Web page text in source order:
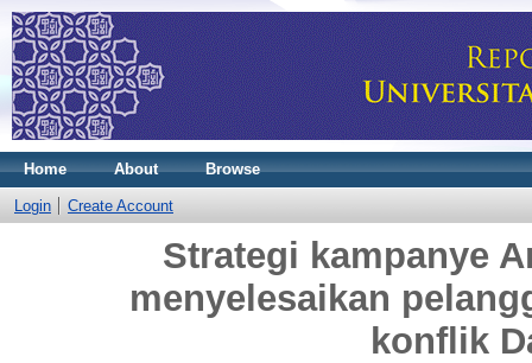
Home About Browse
Login Create Account
Strategi kampanye
menyelesaikan
konflik